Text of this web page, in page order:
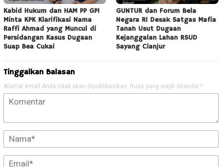
Kabid Hukum dan HAM PP GPI
Minta KPK Klarifikasi Nama
Raffi Ahmad yang Muncul di
Persidangan Kasus Dugaan
Suap Bea Cukai
GUNTUR dan Forum Bela
Negara RI Desak Satgas Mafia
Tanah Usut Dugaan
Kejanggalan Lahan RSUD
Sayang Cianjur
Tinggalkan Balasan
Alamat email Anda tidak akan dipublikasikan. Ruas yang wajib ditandai *